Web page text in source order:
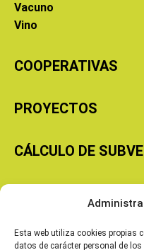
Esta web utiliza cookies propias
datos de carácter personal de
Vacuno
Vino
COOPERATIVAS
PROYECTOS
CÁLCULO DE